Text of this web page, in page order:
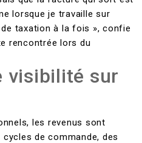
lorsque je travaille sur
taxation à la fois », confie
rencontrée lors du
visibilité sur
les revenus sont
de commande, des